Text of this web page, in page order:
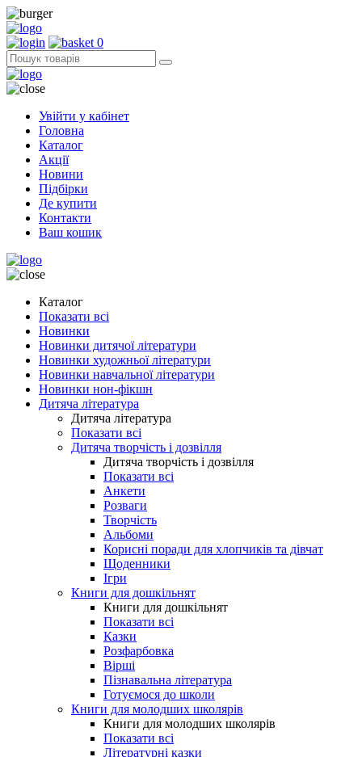
0
Увійти у кабінет
Головна
Каталог
Акції
Новини
Підбірки
Де купити
Контакти
Ваш кошик
Каталог
Показати всі
Новинки
Новинки дитячої літератури
Новинки художньої літератури
Новинки навчальної літератури
Новинки нон-фікшн
Дитяча література
Дитяча література
Показати всі
Дитяча творчість і дозвілля
Дитяча творчість і дозвілля
Показати всі
Анкети
Розваги
Творчість
Альбоми
Корисні поради для хлопчиків та дівчат
Щоденники
Ігри
Книги для дошкільнят
Книги для дошкільнят
Показати всі
Казки
Розфарбовка
Вірші
Пізнавальна література
Готуємося до школи
Книги для молодших школярів
Книги для молодших школярів
Показати всі
Літературні казки